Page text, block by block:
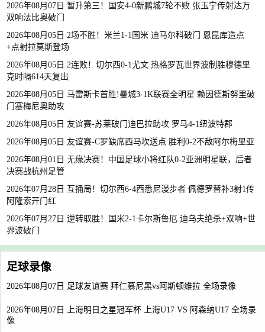
2026年08月07日 暂升第三！国安4-0新鹏城7轮不败 张玉宁传射达万
双响法比奥破门
2026年08月05日 2场不胜！米兰1-1国米 迪马尔科破门 恩昆库造点
+点射拉莫斯登场
2026年08月05日 2连败！切尔西0-1尤文 热格罗瓦世界波制胜穆德里
克时隔614天复出
2026年08月05日 马雷斯卡首胜!曼城3-1K联赛全明星 赖因德斯努里破
门塞梅尼奥助攻
2026年08月05日 友谊赛-苏莱破门迪巴拉助攻 罗马4-1纽波特郡
2026年08月05日 友谊赛-C罗缺席西马坎送点 胜利0-2不敌阿尔梅里亚
2026年08月01日 无缘决赛！中国足球小将红队0-2亚洲明星联，后者
决赛战杭州足管
2026年07月28日 互捅局！切尔西6-4西悉尼漫步者 佩德罗替补3射1传
阿隆索开门红
2026年07月27日 逆转取胜！国米2-1卡尔斯鲁厄 迪乌夫绝杀+双响+世
界波破门
足球录像
2026年08月07日 足球友谊赛 拜仁慕尼黑vs阿斯顿维拉 全场录像
2026年08月07日 上海明日之星冠军杯 上海U17 VS 阿森纳U17 全场录
像